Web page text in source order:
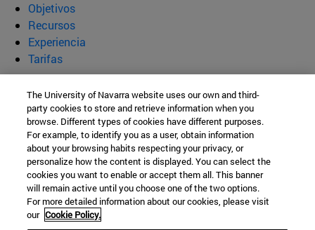
Objetivos
Recursos
Experiencia
Tarifas
Laboratorio Integrado de Calidad
Ambiental
Facultad de Ciencias
C/ Irunlarrea, 1
Pamplona31008Navarra
The University of Navarra website uses our own and third-
party cookies to store and retrieve information when you
browse. Different types of cookies have different purposes.
For example, to identify you as a user, obtain information
about your browsing habits respecting your privacy, or
personalize how the content is displayed. You can select the
cookies you want to enable or accept them all. This banner
will remain active until you choose one of the two options.
For more detailed information about our cookies, please visit
our Cookie Policy.